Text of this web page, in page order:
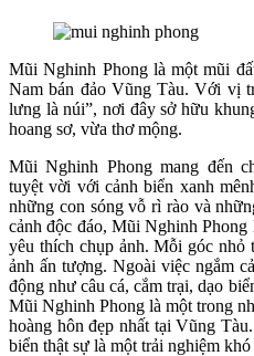
Mũi Nghinh Phong là một mũi
Nam bán đảo Vũng Tàu. Với vị
lưng là núi”, nơi đây sở hữu
hoang sơ, vừa thơ mộng.
Mũi Nghinh Phong mang đến
tuyệt vời với cảnh biển xanh
những con sóng vỗ rì rào và
cảnh độc đáo, Mũi Nghinh
yêu thích chụp ảnh. Mỗi góc nhỏ
ảnh ấn tượng. Ngoài việc ngắm
động như câu cá, cắm trại, dạo
Mũi Nghinh Phong là một trong
hoàng hôn đẹp nhất tại Vũng
biển thật sự là một trải nghiệm khó